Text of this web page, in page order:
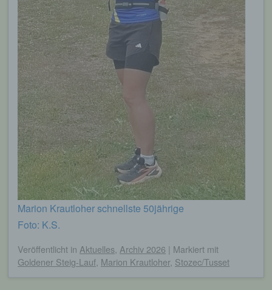
Marion Krautloher schnellste 50jährige
Foto: K.S.
Veröffentlicht in Aktuelles Archiv 2026 | Markiert mit
Goldener Steig-Lauf Marion Krautloher, Stozec/Tusset